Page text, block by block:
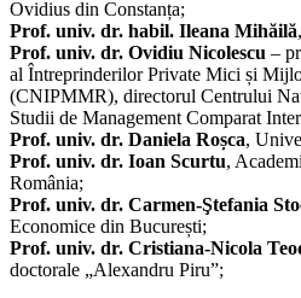
Ovidius din Constanța;
Prof. univ. dr. habil. Ileana Mihăilă
Prof. univ. dr. Ovidiu Nicolescu –
al Întreprinderilor Private Mici și
(CNIPMMR), directorul Centrului
Studii de Management Comparat
Prof. univ. dr. Daniela Roșca,
Prof. univ. dr. Ioan Scurtu,
România;
Prof. univ. dr. Carmen-Ştefania
Economice din București;
Prof. univ. dr. Cristiana-Nicola
doctorale „Alexandru Piru”;